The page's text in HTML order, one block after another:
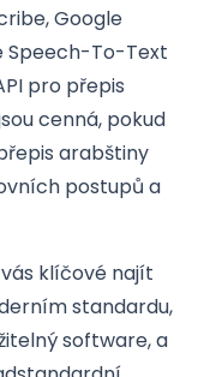
Google
Speech-To-Text
pro přepis
cenná, pokud
arabštiny
postupů a
klíčové najít
standardu,
software, a